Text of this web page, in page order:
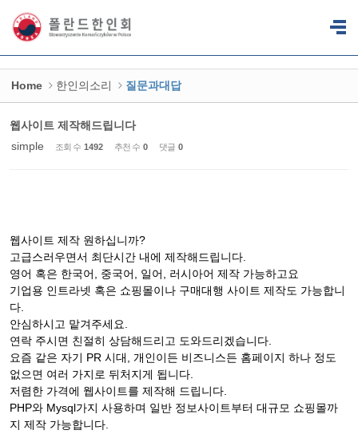
Home 한인의소리 질문과대답
웹사이트 제작해드립니다
simple
조회 수 1492 추천 수 0 댓글 0
웹사이트 제작 원하십니까?
고급스러우면서 최단시간 내에 제작해드립니다.
영어 혹은 한국어, 중국어, 일어, 러시아어 제작 가능하고요
기업용 인트라넷 혹은 쇼핑몰이나 구매대행 사이트 제작도 가능합니
다.
안심하시고 맡겨주세요.
연락 주시면 친절히 상담해드리고 도와드리겠습니다.
요즘 같은 자기 PR 시대, 개인이든 비즈니스든 홈페이지 하나 정도
없으면 여러 가지로 뒤처지게 됩니다.
저렴한 가격에 웹사이트를 제작해 드립니다.
PHP와 Mysql가지 사용하며 일반 정보사이트부터 대규모 쇼핑몰까
지 제작 가능합니다.